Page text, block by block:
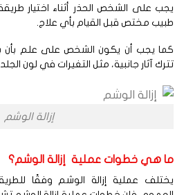
على الشخص الحذر أثناء اختيار طريقة
مختص قبل القيام بأي علاج.
يجب أن يكون الشخص على علم بأن بعض
آثار جانبية، مثل التغيرات في لون الجلد أو
إزالة الوشم
هي خطوات عملية إزالة الوشم؟
عملية إزالة الوشم وفقًا